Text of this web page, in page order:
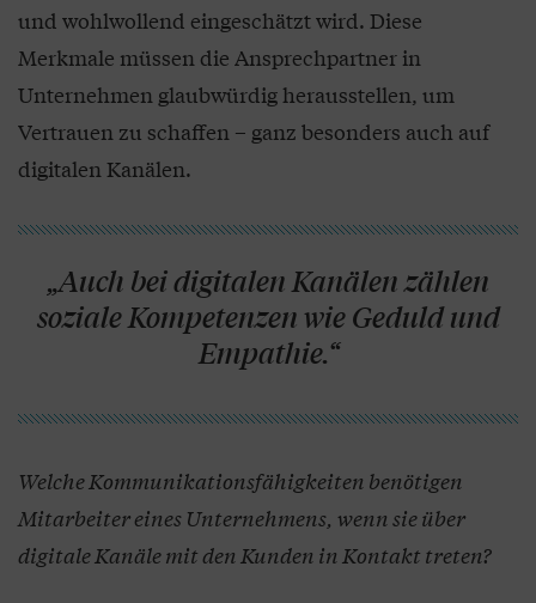
und wohlwollend eingeschätzt wird. Diese
Merkmale müssen die Ansprechpartner in
Unternehmen glaubwürdig herausstellen, um
Vertrauen zu schaffen – ganz besonders auch auf
digitalen Kanälen.
„Auch bei digitalen Kanälen zählen
soziale Kompetenzen wie Geduld und
Empathie.“
Welche Kommunikationsfähigkeiten benötigen
Mitarbeiter eines Unternehmens, wenn sie über
digitale Kanäle mit den Kunden in Kontakt treten?